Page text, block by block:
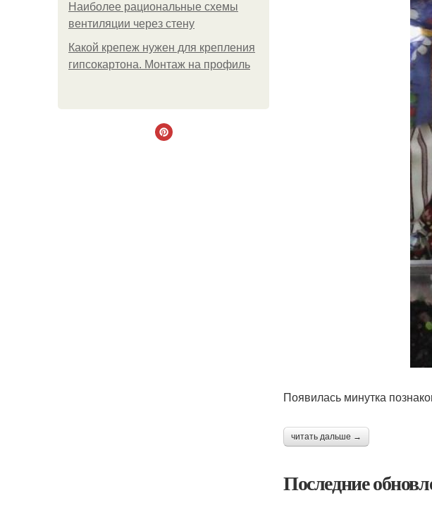
Наиболее рациональные схемы
вентиляции через стену
Какой крепеж нужен для крепления
гипсокартона. Монтаж на профиль
Появилась минутка
читать дальше →
Последние